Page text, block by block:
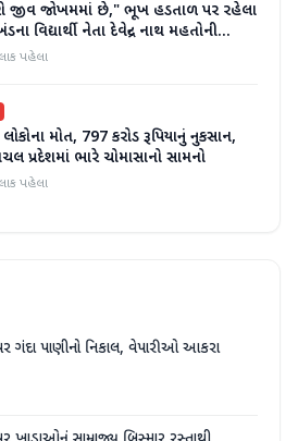
જીવ જોખમમાં છે," ભૂખ હડતાળ પર રહેલા
વિદ્યાર્થી નેતા દેવેન્દ્ર નાથ મહતોની
ખરાબ
પહેલા
મોત, 797 કરોડ રૂપિયાનું નુકસાન,
પ્રદેશમાં ભારે ચોમાસાનો સામનો
પહેલા
પર ગંદા પાણીનો નિકાલ, વેપારીઓ આકરા